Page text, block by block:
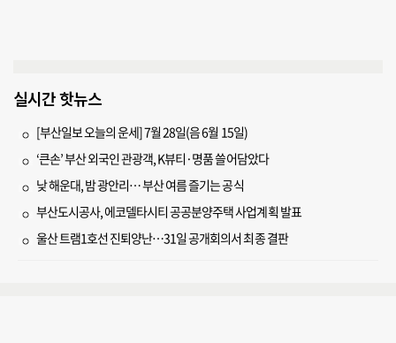
실시간 핫뉴스
[부산일보 오늘의 운세] 7월 28일(음 6월 15일)
‘큰손’ 부산 외국인 관광객, K뷰티·명품 쓸어담았다
낮 해운대, 밤 광안리… 부산 여름 즐기는 공식
부산도시공사, 에코델타시티 공공분양주택 사업계획 발표
울산 트램1호선 진퇴양난…31일 공개회의서 최종 결판